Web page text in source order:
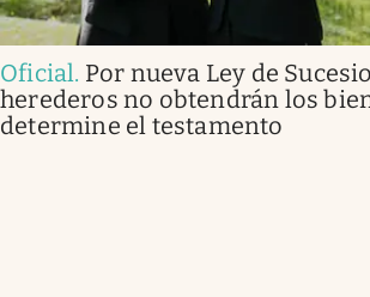
Oficial. Por nueva Ley de
herederos no obtendrán los
determine el testamento